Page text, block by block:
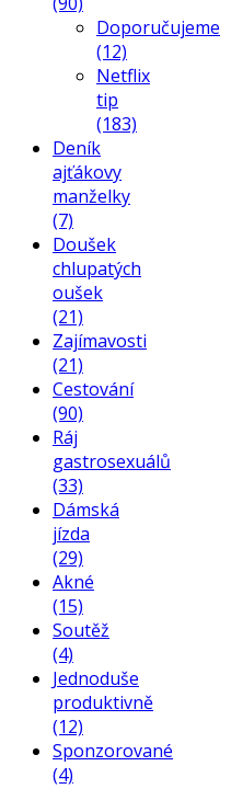
Doporučujeme
(12)
Netflix
tip
(183)
Deník
ajťákovy
manželky
(7)
Doušek
chlupatých
oušek
(21)
Zajímavosti
(21)
Cestování
(90)
Ráj
gastrosexuálů
(33)
Dámská
jízda
(29)
Akné
(15)
Soutěž
(4)
Jednoduše
produktivně
(12)
Sponzorované
(4)